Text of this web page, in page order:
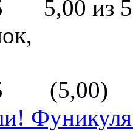
(5,00)